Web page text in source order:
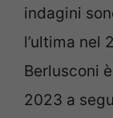
indagini
l’ultima nel
Berlusconi
2023 a